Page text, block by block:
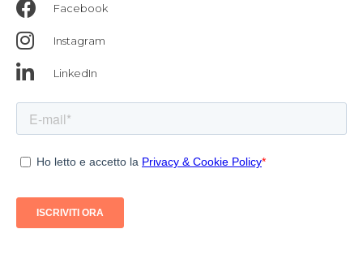
Facebook
Instagram
LinkedIn